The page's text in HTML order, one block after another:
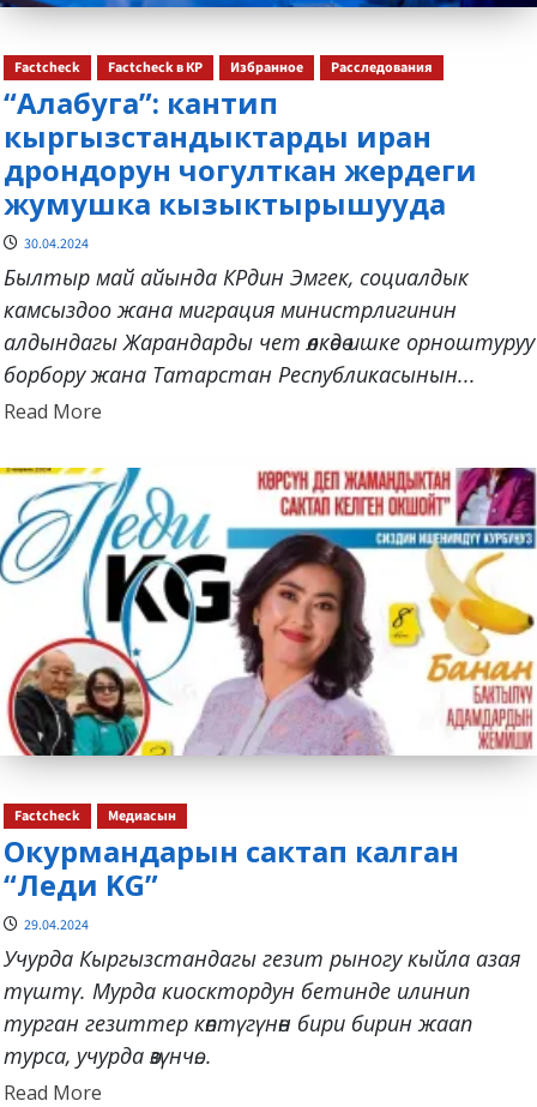
Factcheck Factcheck в КР Избранное Расследования
“Алабуга”: кантип
кыргызстандыктарды иран
дрондорун чогулткан жердеги
жумушка кызыктырышууда
30.04.2024
Былтыр май айында КРдин Эмгек, социалдык
камсыздоо жана миграция министрлигинин
алдындагы Жарандарды чет өлкөдө ишке орноштуруу
борбору жана Татарстан Республикасынын...
Read MoreRead
about
Factcheck Медиасын
Окурмандарын сактап калган
“Леди KG”
29.04.2024
Учурда Кыргызстандагы гезит рыногу кыйла азая
түштү. Мурда киосктордун бетинде илинип
турган гезиттер көптүгүнөн бири бирин жаап
турса, учурда өзүнчө...
Read MoreRead